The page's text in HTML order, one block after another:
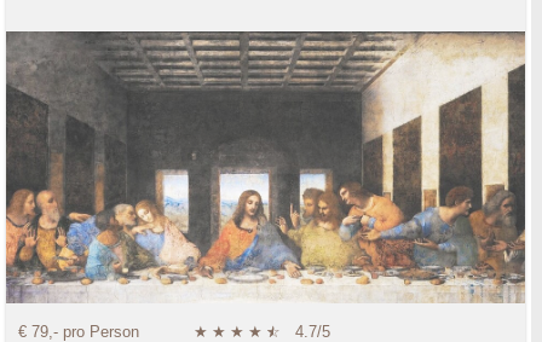
€ 79,- pro Person ★ ★ ★ ★ ★
☆ 4.7/5